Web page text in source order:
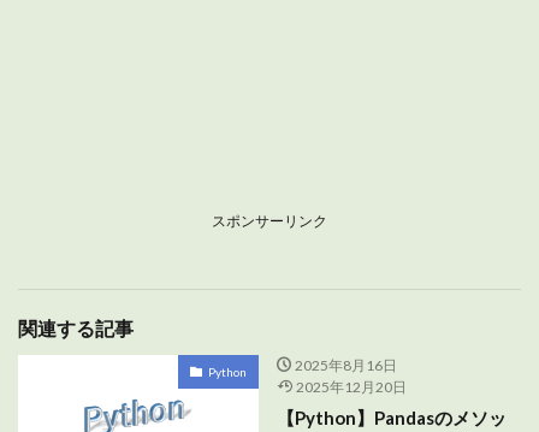
スポンサーリンク
関連する記事
Python
2025年8月16日
2025年12月20日
【Python】Pandasのメソッ